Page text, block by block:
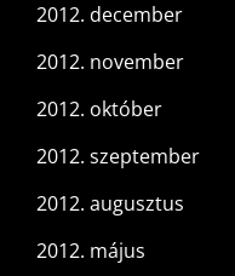
2012. december
2012. november
2012. október
2012. szeptember
2012. augusztus
2012. május